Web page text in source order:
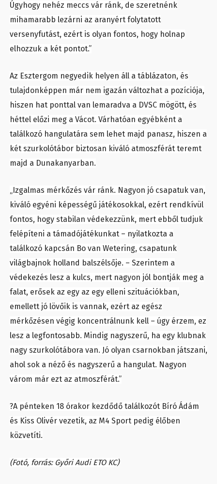
Úgyhogy nehéz meccs vár ránk, de szeretnénk
mihamarabb lezárni az aranyért folytatott
versenyfutást, ezért is olyan fontos, hogy holnap
elhozzuk a két pontot.”
Az Esztergom negyedik helyen áll a táblázaton, és
tulajdonképpen már nem igazán változhat a pozíciója,
hiszen hat ponttal van lemaradva a DVSC mögött, és
héttel előzi meg a Vácot. Várhatóan egyébként a
találkozó hangulatára sem lehet majd panasz, hiszen a
két szurkolótábor biztosan kiváló atmoszférát teremt
majd a Dunakanyarban.
„Izgalmas mérkőzés vár ránk. Nagyon jó csapatuk van,
kiváló egyéni képességű játékosokkal, ezért rendkívül
fontos, hogy stabilan védekezzünk, mert ebből tudjuk
felépíteni a támadójátékunkat – nyilatkozta a
találkozó kapcsán Bo van Wetering, csapatunk
világbajnok holland balszélsője. – Szerintem a
védekezés lesz a kulcs, mert nagyon jól bontják meg a
falat, erősek az egy az egy elleni szituációkban,
emellett jó lövőik is vannak, ezért az egész
mérkőzésen végig koncentrálnunk kell – úgy érzem, ez
lesz a legfontosabb. Mindig nagyszerű, ha egy klubnak
nagy szurkolótábora van. Jó olyan csarnokban játszani,
ahol sok a néző és nagyszerű a hangulat. Nagyon
várom már ezt az atmoszférát.”
?A pénteken 18 órakor kezdődő találkozót Bíró Ádám
és Kiss Olivér vezetik, az M4 Sport pedig élőben
közvetíti.
(Fotó, forrás: Győri Audi ETO KC)